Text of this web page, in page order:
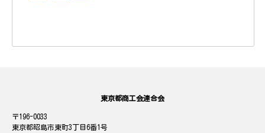
東京都商工会連合会
196-0033
東京都昭島市東町3丁目6番1号